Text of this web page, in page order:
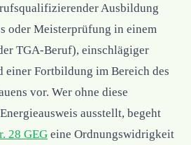
Ausbildung
oder Meisterprüfung in einem
TGA-Beruf), einschlägiger
einer Fortbildung im Bereich des
vor. Wer ohne diese
ausstellt, begeht
28 GEG eine Ordnungswidrigkeit